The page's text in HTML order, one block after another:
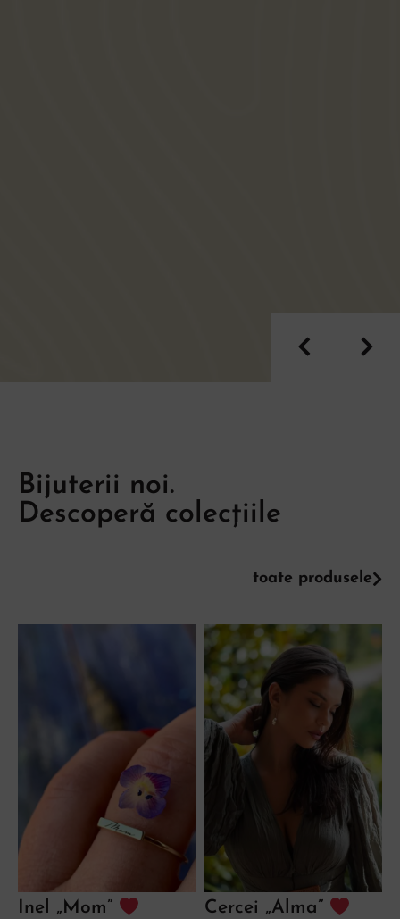
Bijuterii noi.
Descoperă colecțiile
toate produsele
Inel „Mom” Cercei „Alma”